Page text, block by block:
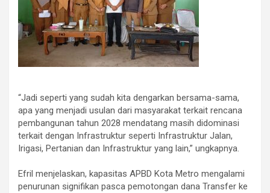
‎“Jadi seperti yang sudah kita dengarkan bersama-sama,
apa yang menjadi usulan dari masyarakat terkait rencana
pembangunan tahun 2028 mendatang masih didominasi
terkait dengan Infrastruktur seperti Infrastruktur Jalan,
Irigasi, Pertanian dan Infrastruktur yang lain,” ungkapnya.
‎Efril menjelaskan, kapasitas APBD Kota Metro mengalami
penurunan signifikan pasca pemotongan dana Transfer ke